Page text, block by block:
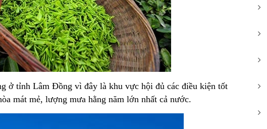
ở tỉnh Lâm Đồng vì đây là khu vực hội đủ các điều kiện tốt
mát mẻ, lượng mưa hằng năm lớn nhất cả nước.